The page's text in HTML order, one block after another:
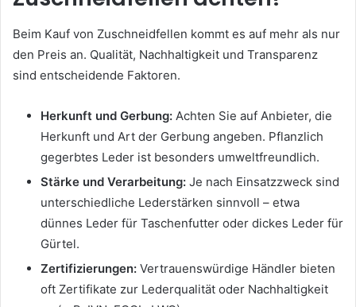
Beim Kauf von Zuschneidfellen kommt es auf mehr als nur
den Preis an. Qualität, Nachhaltigkeit und Transparenz
sind entscheidende Faktoren.
Herkunft und Gerbung: Achten Sie auf Anbieter, die
Herkunft und Art der Gerbung angeben. Pflanzlich
gegerbtes Leder ist besonders umweltfreundlich.
Stärke und Verarbeitung: Je nach Einsatzzweck sind
unterschiedliche Lederstärken sinnvoll – etwa
dünnes Leder für Taschenfutter oder dickes Leder für
Gürtel.
Zertifizierungen: Vertrauenswürdige Händler bieten
oft Zertifikate zur Lederqualität oder Nachhaltigkeit